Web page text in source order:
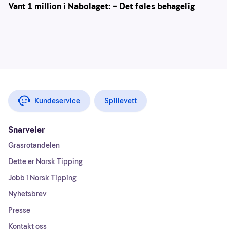
Vant 1 million i Nabolaget: – Det føles behagelig
Kundeservice Spillevett
Snarveier
Grasrotandelen
Dette er Norsk Tipping
Jobb i Norsk Tipping
Nyhetsbrev
Presse
Kontakt oss